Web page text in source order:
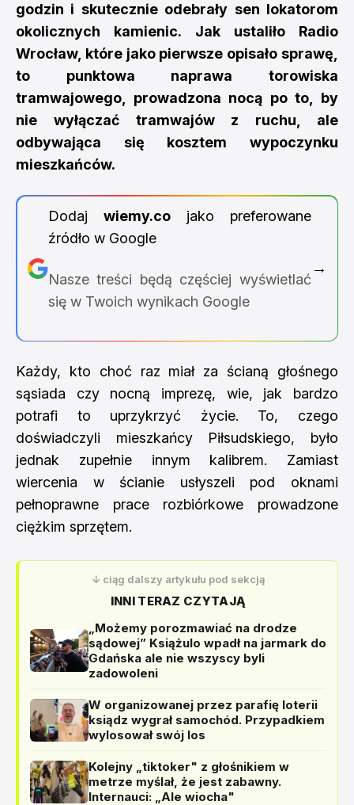
godzin i skutecznie odebrały sen lokatorom
okolicznych kamienic. Jak ustaliło Radio
Wrocław, które jako pierwsze opisało sprawę,
to punktowa naprawa torowiska
tramwajowego, prowadzona nocą po to, by
nie wyłączać tramwajów z ruchu, ale
odbywająca się kosztem wypoczynku
mieszkańców.
Dodaj wiemy.cojako preferowane
źródło w Google
Nasze treści będą częściej wyświetlać
się w Twoich wynikach Google
→
Każdy, kto choć raz miał za ścianą głośnego
sąsiada czy nocną imprezę, wie, jak bardzo
potrafi to uprzykrzyć życie. To, czego
doświadczyli mieszkańcy Piłsudskiego, było
jednak zupełnie innym kalibrem. Zamiast
wiercenia w ścianie usłyszeli pod oknami
pełnoprawne prace rozbiórkowe prowadzone
ciężkim sprzętem.
↓ ciąg dalszy artykułu pod sekcją
INNI TERAZ CZYTAJĄ
„Możemy porozmawiać na drodze
sądowej” Książulo wpadł na jarmark do
Gdańska ale nie wszyscy byli
zadowoleni
W organizowanej przez parafię loterii
ksiądz wygrał samochód. Przypadkiem
wylosował swój los
Kolejny „tiktoker" z głośnikiem w
metrze myślał, że jest zabawny.
Internauci: „Ale wiocha"